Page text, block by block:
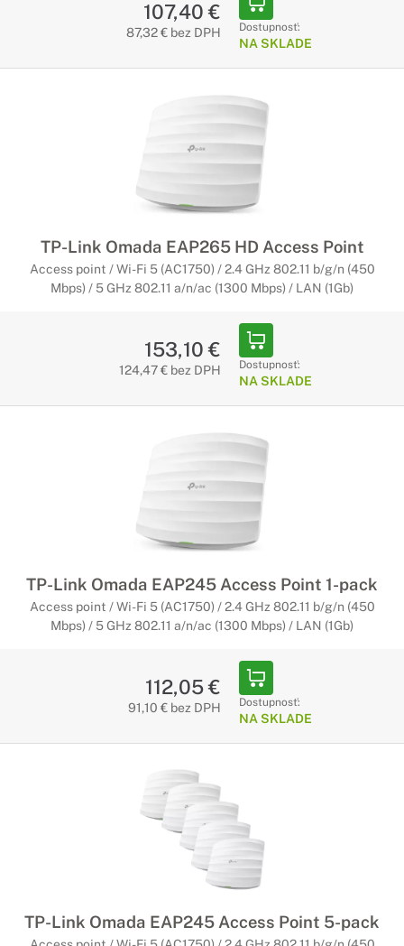
107,40 €
87,32 € bez DPH Dostupnosť:
NA SKLADE
TP-Link Omada EAP265 HD Access Point
Access point / Wi-Fi 5 (AC1750) / 2.4 GHz 802.11 b/g/n (450
Mbps) / 5 GHz 802.11 a/n/ac (1300 Mbps) / LAN (1Gb)
153,10 €
124,47 € bez DPH Dostupnosť:
NA SKLADE
TP-Link Omada EAP245 Access Point 1-pack
Access point / Wi-Fi 5 (AC1750) / 2.4 GHz 802.11 b/g/n (450
Mbps) / 5 GHz 802.11 a/n/ac (1300 Mbps) / LAN (1Gb)
112,05 €
91,10 € bez DPH Dostupnosť:
NA SKLADE
TP-Link Omada EAP245 Access Point 5-pack